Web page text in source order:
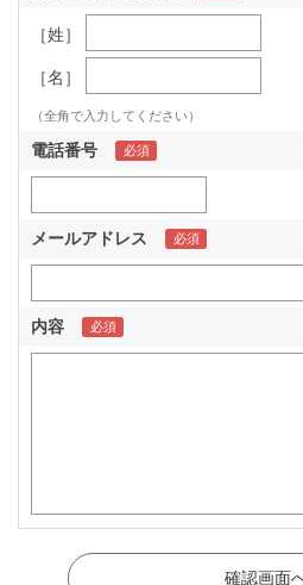
［姓］
［名］
（全角で入力してください）
電話番号
メールアドレス
内容